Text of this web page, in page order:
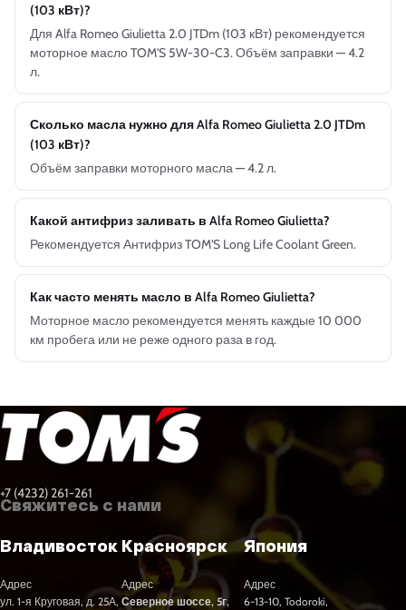
(103 кВт)?
Для Alfa Romeo Giulietta 2.0 JTDm (103 кВт) рекомендуется
моторное масло TOM'S 5W-30-C3. Объём заправки — 4.2
л.
Сколько масла нужно для Alfa Romeo Giulietta 2.0 JTDm
(103 кВт)?
Объём заправки моторного масла — 4.2 л.
Какой антифриз заливать в Alfa Romeo Giulietta?
Рекомендуется Антифриз TOM'S Long Life Coolant Green.
Как часто менять масло в Alfa Romeo Giulietta?
Моторное масло рекомендуется менять каждые 10 000
км пробега или не реже одного раза в год.
+7 (4232) 261-261
Свяжитесь с нами
Владивосток
Адрес
ул. 1-я Круговая, д. 25А,
Красноярск
Адрес
Северное шоссе, 5г,
Япония
Адрес
6-13-10, Todoroki,